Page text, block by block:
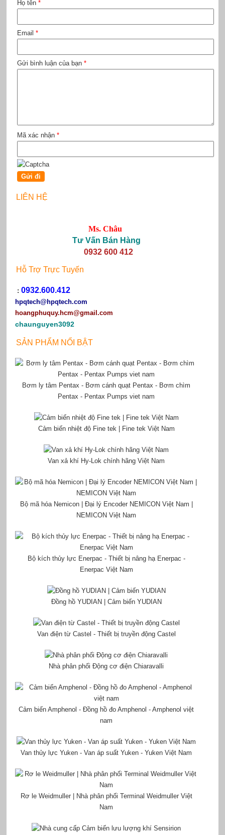
Họ tên *
Email *
Gửi bình luận của bạn *
Mã xác nhận *
LIÊN HỆ
Ms. Châu
Tư Vấn Bán Hàng
0932 600 412
Hỗ Trợ Trực Tuyến
: 0932.600.412
hpqtech@hpqtech.com
hoangphuquy.hcm@gmail.com
chaunguyen3092
SẢN PHẨM NỔI BẬT
Bơm ly tâm Pentax - Bơm cánh quạt Pentax - Bơm chìm
Pentax - Pentax Pumps viet nam
Cảm biến nhiệt độ Fine tek | Fine tek Việt Nam
Van xả khí Hy-Lok chính hãng Việt Nam
Bộ mã hóa Nemicon | Đại lý Encoder NEMICON Việt Nam |
NEMICON Việt Nam
Bộ kích thủy lực Enerpac - Thiết bị nâng hạ Enerpac -
Enerpac Việt Nam
Đồng hồ YUDIAN | Cảm biến YUDIAN
Van điện từ Castel - Thiết bị truyền động Castel
Nhà phân phối Động cơ điện Chiaravalli
Cảm biến Amphenol - Đồng hồ đo Amphenol - Amphenol việt
nam
Van thủy lực Yuken - Van áp suất Yuken - Yuken Việt Nam
Rơ le Weidmuller | Nhà phân phối Terminal Weidmuller Việt
Nam